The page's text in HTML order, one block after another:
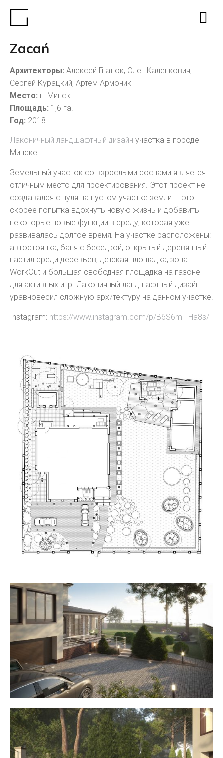
Zacań
Архитекторы: Алексей Гнатюк, Олег Каленкович,
Сергей Курацкий, Артём Армоник
Место: г. Минск
Площадь: 1,6 га.
Год: 2018
Лаконичный ландшафтный дизайн участка в городе
Минске.
Земельный участок со взрослыми соснами является
отличным место для проектирования. Этот проект не
создавался с нуля на пустом участке земли — это
скорее попытка вдохнуть новую жизнь и добавить
некоторые новые функции в среду, которая уже
развивалась долгое время. На участке расположены:
автостоянка, баня с беседкой, открытый деревянный
настил среди деревьев, детская площадка, зона
WorkOut и большая свободная площадка на газоне
для активных игр. Лаконичный ландшафтный дизайн
уравновесил сложную архитектуру на данном участке.
Instagram: https://www.instagram.com/p/B6S6m-_Ha8s/